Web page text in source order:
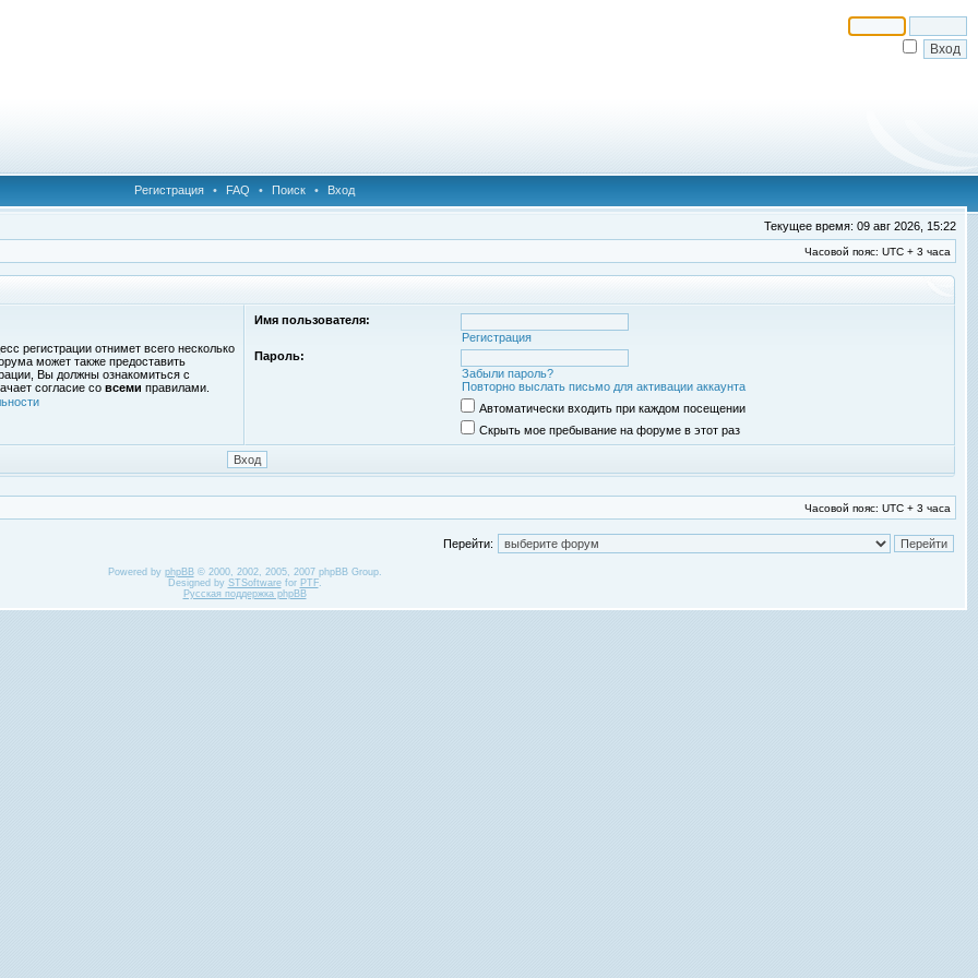
Регистрация • FAQ • Поиск • Вход
Текущее время: 09 авг 2026, 15:22
Часовой пояс: UTC + 3 часа
регистрации отнимет всего несколько
может также предоставить
Вы должны ознакомиться с
согласие со всеми правилами.
Имя пользователя:
Регистрация
Пароль:
Забыли пароль?
Повторно выслать письмо для активации аккаунта
Автоматически входить при каждом посещении
Скрыть мое пребывание на форуме в этот раз
Часовой пояс: UTC + 3 часа
Перейти:
Powered by phpBB© 2000, 2002, 2005, 2007 phpBB Group.
Designed by STSoftwarefor PTF.
Русская поддержка phpBB